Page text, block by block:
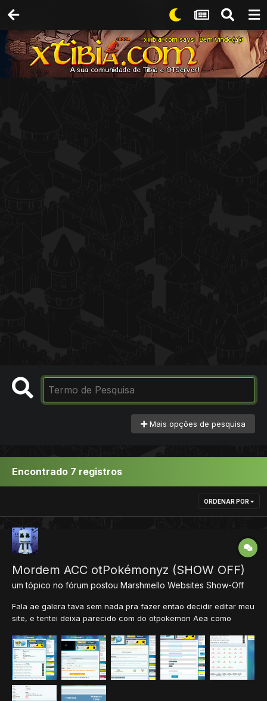
Mais opções de pesquisa
Encontrado 7 registros
ORDENAR POR
Mordem ACC otPokémonyz (SHOW OFF)
um tópico no fórum postou Marshmello Websites Show-Off
Fala ae galera tava sem nada pra fazer entao decidir editar meu
site, e tentei deixa parecido com do otpokemon Aea como